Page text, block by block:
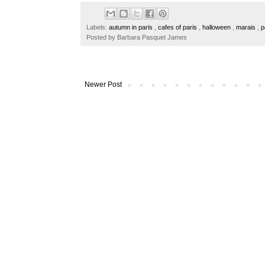
o
k
t
r
e
s
e
Labels: autumn in paris cafes of paris halloween marais
Posted by Barbara Pasquet James
Newer Post